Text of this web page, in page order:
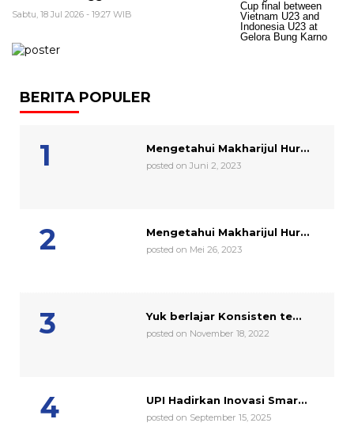
Sabtu, 18 Jul 2026 - 19:27 WIB
BERITA POPULER
Mengetahui Makharijul Hur...
posted on Juni 2, 2023
Mengetahui Makharijul Hur...
posted on Mei 26, 2023
Yuk berlajar Konsisten te...
posted on November 18, 2022
UPI Hadirkan Inovasi Smar...
posted on September 15, 2025